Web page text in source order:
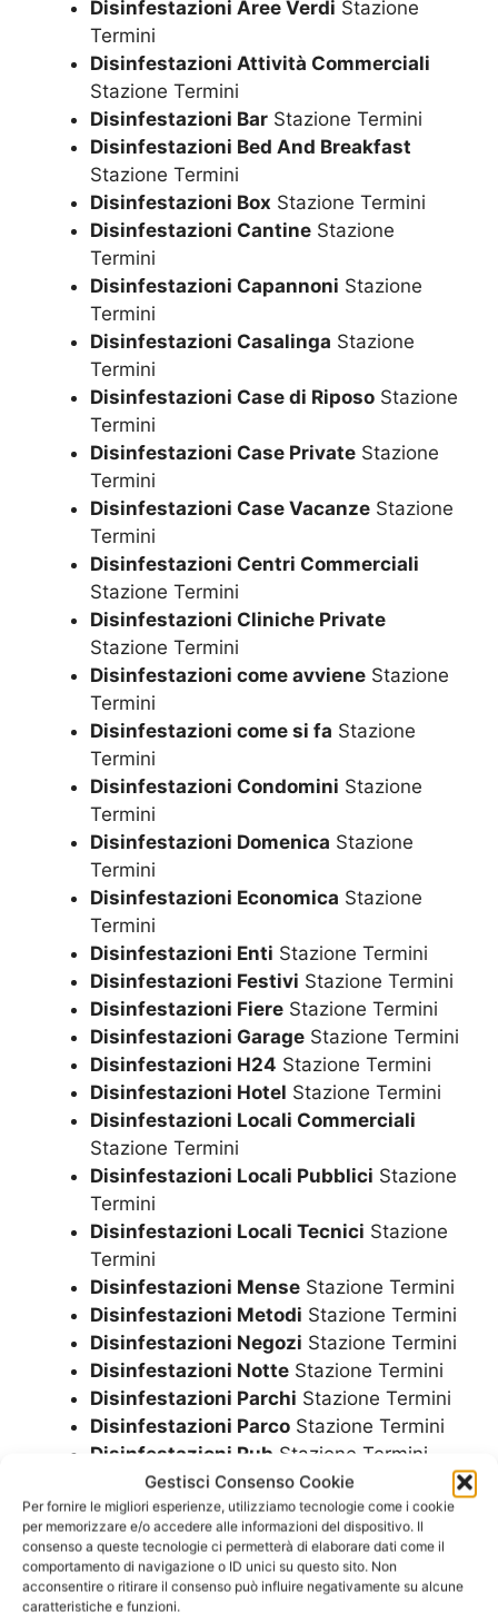
Gestisci Consenso Cookie
Per fornire le migliori esperienze, utilizziamo tecnologie come i cookie
per memorizzare e/o accedere alle informazioni del dispositivo. Il
consenso a queste tecnologie ci permetterà di elaborare dati come il
comportamento di navigazione o ID unici su questo sito. Non
acconsentire o ritirare il consenso può influire negativamente su alcune
caratteristiche e funzioni.
Disinfestazioni Aree Verdi Stazione
Termini
Disinfestazioni Attività Commerciali
Stazione Termini
Disinfestazioni Bar Stazione Termini
Disinfestazioni Bed And Breakfast
Stazione Termini
Disinfestazioni Box Stazione Termini
Disinfestazioni Cantine Stazione
Termini
Disinfestazioni Capannoni Stazione
Termini
Disinfestazioni Casalinga Stazione
Termini
Disinfestazioni Case di Riposo Stazione
Termini
Disinfestazioni Case Private Stazione
Termini
Disinfestazioni Case Vacanze Stazione
Termini
Disinfestazioni Centri Commerciali
Stazione Termini
Disinfestazioni Cliniche Private
Stazione Termini
Disinfestazioni come avviene Stazione
Termini
Disinfestazioni come si fa Stazione
Termini
Disinfestazioni Condomini Stazione
Termini
Disinfestazioni Domenica Stazione
Termini
Disinfestazioni Economica Stazione
Termini
Disinfestazioni Enti Stazione Termini
Disinfestazioni Festivi Stazione Termini
Disinfestazioni Fiere Stazione Termini
Disinfestazioni Garage Stazione Termini
Disinfestazioni H24 Stazione Termini
Disinfestazioni Hotel Stazione Termini
Disinfestazioni Locali Commerciali
Stazione Termini
Disinfestazioni Locali Pubblici Stazione
Termini
Disinfestazioni Locali Tecnici Stazione
Termini
Disinfestazioni Mense Stazione Termini
Disinfestazioni Metodi Stazione Termini
Disinfestazioni Negozi Stazione Termini
Disinfestazioni Notte Stazione Termini
Disinfestazioni Parchi Stazione Termini
Disinfestazioni Parco Stazione Termini
Disinfestazioni Pub Stazione Termini
Disinfestazioni ResidenceStazione
Termini
Disinfestazioni RistoranteStazione
Termini
Disinfestazioni RistorantiStazione